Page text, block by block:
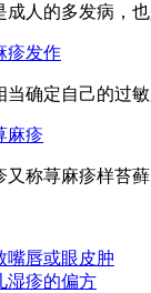
成人的多发病，
疹发作
当确定自己的过
麻疹
又称荨麻疹样苔
嘴唇或眼皮肿
湿疹的偏方